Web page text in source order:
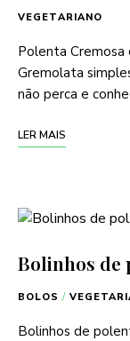
VEGETARIANO
Polenta Cremosa
Gremolata
não perca e
LER MAIS
Bolinhos de
BOLOS /
Bolinhos de